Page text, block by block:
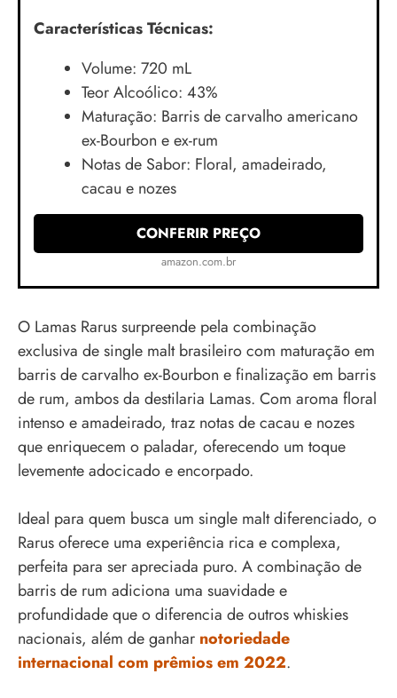
Características Técnicas:
Volume: 720 mL
Teor Alcoólico: 43%
Maturação: Barris de carvalho americano
ex-Bourbon e ex-rum
Notas de Sabor: Floral, amadeirado,
cacau e nozes
CONFERIR PREÇO
amazon.com.br
O Lamas Rarus surpreende pela combinação
exclusiva de single malt brasileiro com maturação em
barris de carvalho ex-Bourbon e finalização em barris
de rum, ambos da destilaria Lamas. Com aroma floral
intenso e amadeirado, traz notas de cacau e nozes
que enriquecem o paladar, oferecendo um toque
levemente adocicado e encorpado.
Ideal para quem busca um single malt diferenciado, o
Rarus oferece uma experiência rica e complexa,
perfeita para ser apreciada puro. A combinação de
barris de rum adiciona uma suavidade e
profundidade que o diferencia de outros whiskies
nacionais, além de ganhar notoriedade
internacional com prêmios em 2022.